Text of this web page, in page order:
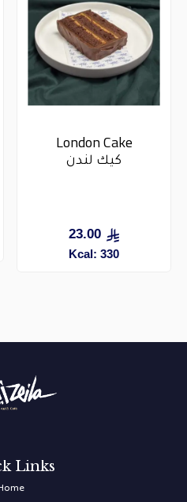
London Cake
كيك لندن
23.00
Kcal: 330
Links